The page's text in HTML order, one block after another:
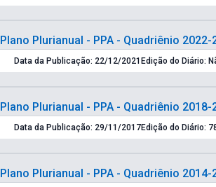
Plano Plurianual - PPA - Quadriênio 2022-
Data da Publicação: 22/12/2021
Plano Plurianual - PPA - Quadriênio 2018-
Data da Publicação: 29/11/2017 Edição
Plano Plurianual - PPA - Quadriênio 2014-